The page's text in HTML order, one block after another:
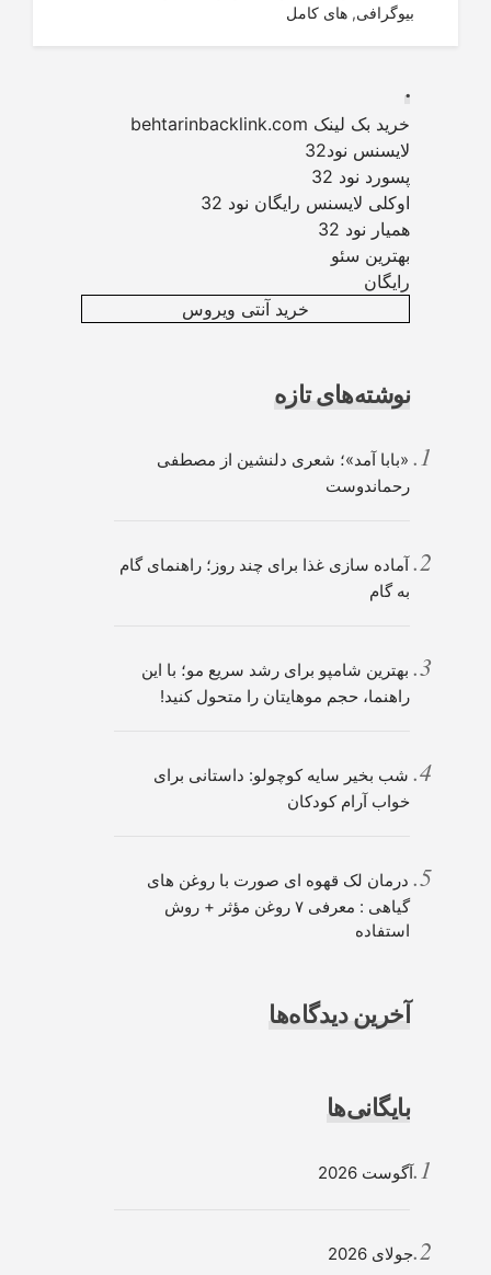
بیوگرافی, های کامل
.
خرید بک لینک behtarinbacklink.com
لایسنس نود32
پسورد نود 32
اوکلی لایسنس رایگان نود 32
همیار نود 32
بهترین سئو
رایگان
خرید آنتی ویروس
نوشته‌های تازه
«بابا آمد»؛ شعری دلنشین از مصطفی
رحماندوست
آماده سازی غذا برای چند روز؛ راهنمای گام
به گام
بهترین شامپو برای رشد سریع مو؛ با این
راهنما، حجم موهایتان را متحول کنید!
شب بخیر سایه کوچولو: داستانی برای
خواب آرام کودکان
درمان لک قهوه ای صورت با روغن های
گیاهی : معرفی ۷ روغن مؤثر + روش
استفاده
آخرین دیدگاه‌ها
بایگانی‌ها
آگوست 2026
جولای 2026